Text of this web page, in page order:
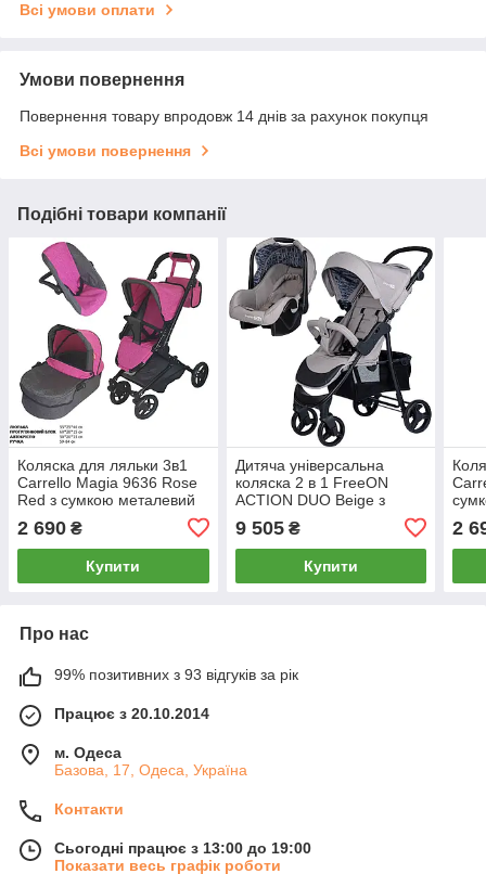
Всі умови оплати
Умови повернення
Повернення товару впродовж 14 днів за рахунок покупця
Всі умови повернення
Подібні товари компанії
Коляска для ляльки 3в1
Carrello Magia 9636 Rose
Red з сумкою металевий
2 690 ₴
Купити
Дитяча універсальна
коляска 2 в 1 FreeON
ACTION DUO Beige з
автокріслом переноскою в
комплекті
9 505₴
Купити
2
Про нас
99% позитивних з 93 відгуків за рік
Працює з 20.10.2014
м. Одеса
Базова, 17, Одеса, Україна
Контакти
Сьогодні працює з 13:00 до 19:00
Показати весь графік роботи